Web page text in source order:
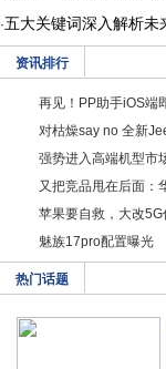
·五大关键词深入解析未
资讯排行
再见！PP助手iOS端
对枯燥say no 全新
强势进入高端机型市
又把竞品甩在后面：
苹果要自救，大改
魅族17pro配置曝光
热门话题